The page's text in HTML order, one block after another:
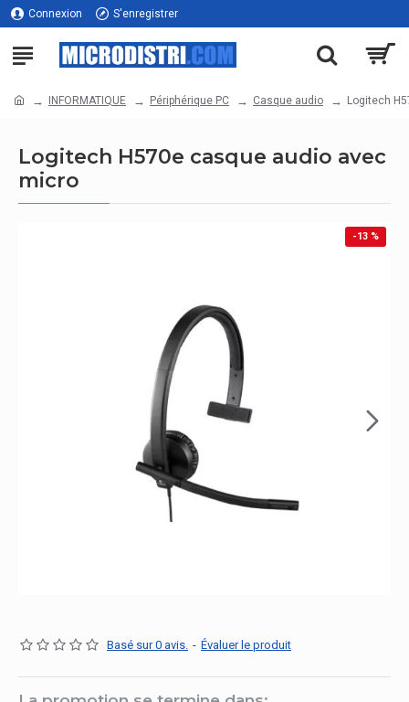
Connexion S'enregistrer
INFORMATIQUE Périphérique PC Casque audio Logitech
Logitech H570e casque audio avec
micro
-13 %
Basé sur 0 avis. - Évaluer le produit